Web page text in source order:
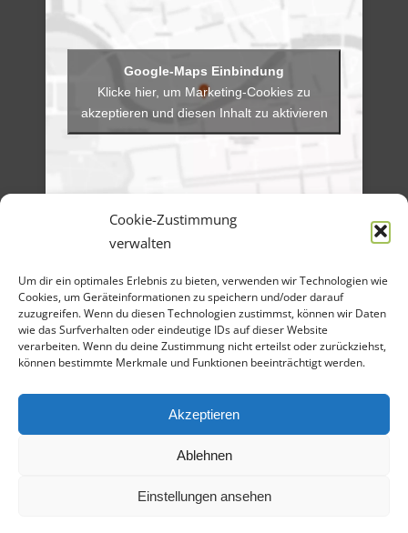
Cookie-Zustimmung
verwalten
Um dir ein optimales Erlebnis zu bieten, verwenden wir Technologien wie
Cookies, um Geräteinformationen zu speichern und/oder darauf
zuzugreifen. Wenn du diesen Technologien zustimmst, können wir Daten
wie das Surfverhalten oder eindeutige IDs auf dieser Website
verarbeiten. Wenn du deine Zustimmung nicht erteilst oder zurückziehst,
können bestimmte Merkmale und Funktionen beeinträchtigt werden.
Akzeptieren
Ablehnen
Einstellungen ansehen
Klicke hier, um Marketing-Cookies zu
akzeptieren und diesen Inhalt zu aktivieren
Artikel-Archiv
Veranstaltungen
Angebote
Bilder-Galerien
Material
Spenden
Kontakt
Datenschutz